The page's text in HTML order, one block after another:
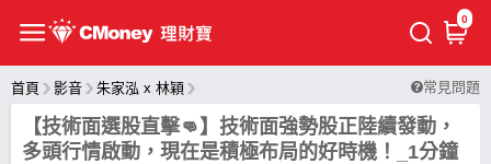
0
首頁 影音 朱家泓 x 林穎 常見問題
【技術面選股直擊👊】技術面強勢股正陸續發動，
多頭行情啟動，現在是積極布局的好時機！_1分鐘